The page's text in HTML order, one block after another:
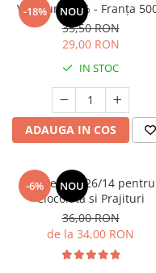
-18% NOU
Voila unt 82% - Franța
35,50 RON
29,00 RON
IN STOC
ADAUGA IN COS
-6% NOU
Lapte Praf 26/14 pentru
Ciocolata si Prajituri
36,00 RON
de la 34,00 RON